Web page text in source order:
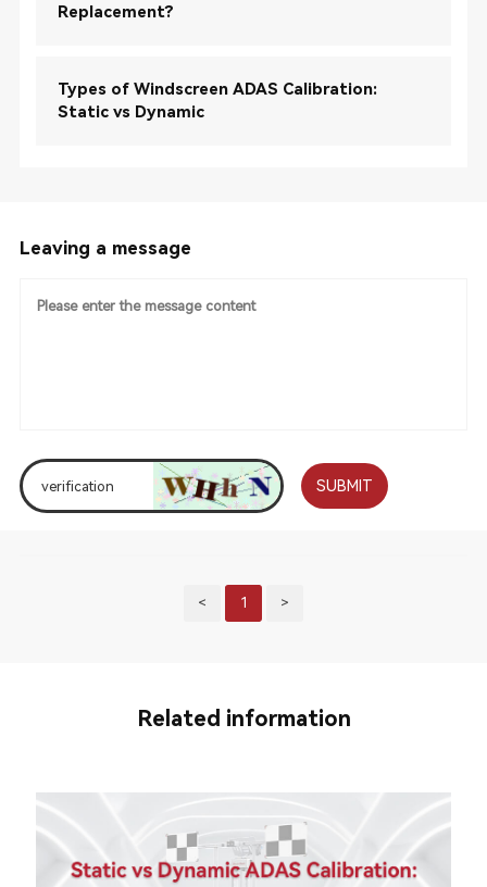
Replacement?
Types of Windscreen ADAS Calibration:
Static vs Dynamic
Leaving a message
SUBMIT
< 1 >
Related information